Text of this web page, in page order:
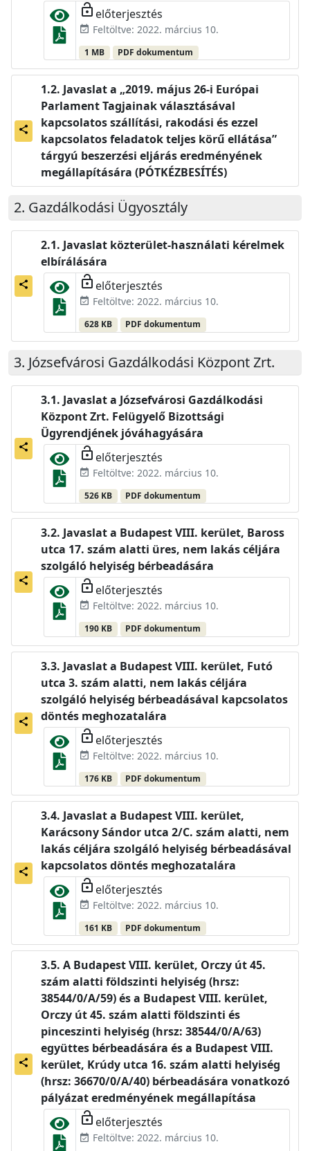
lock_open előterjesztés
event_available Feltöltve: 2022. március 10.
1 MB PDF dokumentum
share
Javaslat a „2019. május 26-i Európai
Parlament Tagjainak választásával
kapcsolatos szállítási, rakodási és ezzel
kapcsolatos feladatok teljes körű ellátása”
tárgyú beszerzési eljárás eredményének
megállapítására (PÓTKÉZBESÍTÉS)
Gazdálkodási Ügyosztály
share
Javaslat közterület-használati kérelmek
elbírálására
lock_open előterjesztés
event_available Feltöltve: 2022. március 10.
628 KB PDF dokumentum
Józsefvárosi Gazdálkodási Központ Zrt.
share
Javaslat a Józsefvárosi Gazdálkodási
Központ Zrt. Felügyelő Bizottsági
Ügyrendjének jóváhagyására
lock_open előterjesztés
event_available Feltöltve: 2022. március 10.
526 KB PDF dokumentum
share
Javaslat a Budapest VIII. kerület, Baross
utca 17. szám alatti üres, nem lakás céljára
szolgáló helyiség bérbeadására
lock_open előterjesztés
event_available Feltöltve: 2022. március 10.
190 KB PDF dokumentum
share
Javaslat a Budapest VIII. kerület, Futó
utca 3. szám alatti, nem lakás céljára
szolgáló helyiség bérbeadásával kapcsolatos
döntés meghozatalára
lock_open előterjesztés
event_available Feltöltve: 2022. március 10.
176 KB PDF dokumentum
share
Javaslat a Budapest VIII. kerület,
Karácsony Sándor utca 2/C. szám alatti, nem
lakás céljára szolgáló helyiség bérbeadásával
kapcsolatos döntés meghozatalára
lock_open előterjesztés
event_available Feltöltve: 2022. március 10.
161 KB PDF dokumentum
share
A Budapest VIII. kerület, Orczy út 45.
szám alatti földszinti helyiség (hrsz:
38544/0/A/59) és a Budapest VIII. kerület,
Orczy út 45. szám alatti földszinti és
pinceszinti helyiség (hrsz: 38544/0/A/63)
együttes bérbeadására és a Budapest VIII.
kerület, Krúdy utca 16. szám alatti helyiség
(hrsz: 36670/0/A/40) bérbeadására vonatkozó
pályázat eredményének megállapítása
lock_open előterjesztés
event_available Feltöltve: 2022. március 10.